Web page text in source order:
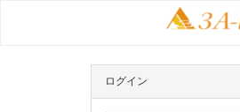
ログイン